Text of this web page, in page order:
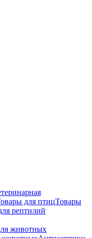
для птицТовары
рептилий
животных